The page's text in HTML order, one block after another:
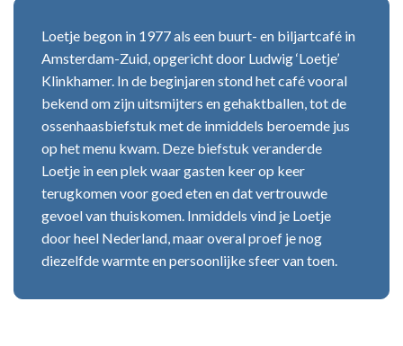
Loetje begon in 1977 als een buurt- en biljartcafé in
Amsterdam-Zuid, opgericht door Ludwig ‘Loetje’
Klinkhamer. In de beginjaren stond het café vooral
bekend om zijn uitsmijters en gehaktballen, tot de
ossenhaasbiefstuk met de inmiddels beroemde jus
op het menu kwam. Deze biefstuk veranderde
Loetje in een plek waar gasten keer op keer
terugkomen voor goed eten en dat vertrouwde
gevoel van thuiskomen. Inmiddels vind je Loetje
door heel Nederland, maar overal proef je nog
diezelfde warmte en persoonlijke sfeer van toen.